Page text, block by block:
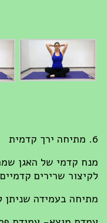
6. מתיחה ירך קדמית
מנח קדמי של האגן
לקיצור שרירים
מתיחה בעמידה שניתן